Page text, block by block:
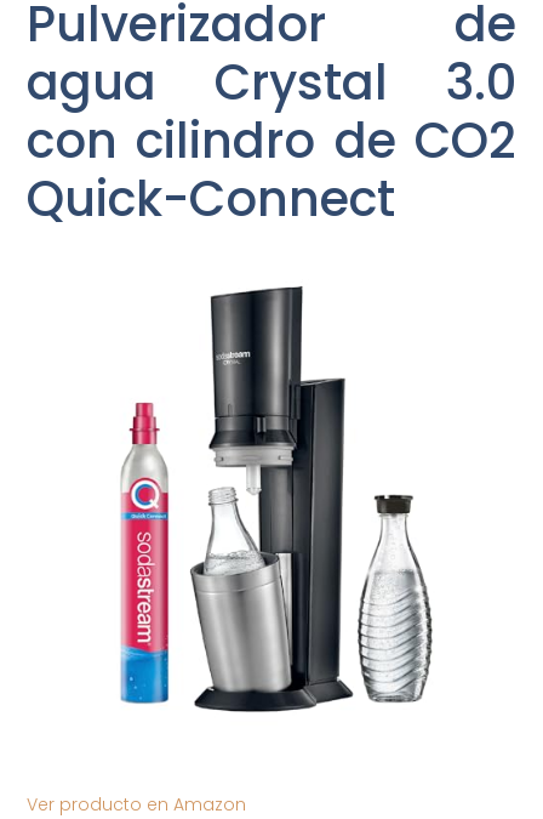
Pulverizador de
agua Crystal 3.0
con cilindro de CO2
Quick-Connect
Ver producto en Amazon